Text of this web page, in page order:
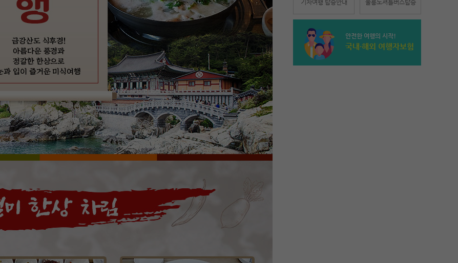
기차여행 탑승안내 울릉도셔틀버스탑승
안전한 여행의 시작!
국내·해외 여행자보험